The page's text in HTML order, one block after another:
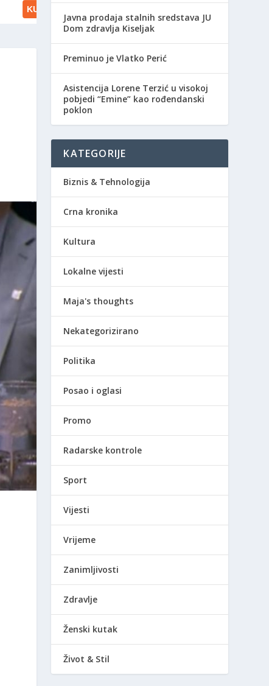
Javna prodaja stalnih sredstava JU
Dom zdravlja Kiseljak
Preminuo je Vlatko Perić
Asistencija Lorene Terzić u visokoj
pobjedi “Emine” kao rođendanski
poklon
KATEGORIJE
Biznis & Tehnologija
Crna kronika
Kultura
Lokalne vijesti
Maja's thoughts
Nekategorizirano
Politika
Posao i oglasi
Promo
Radarske kontrole
Sport
Vijesti
Vrijeme
Zanimljivosti
Zdravlje
Ženski kutak
Život & Stil